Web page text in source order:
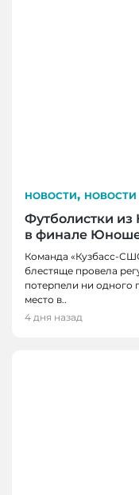
НОВОСТИ,
Футболистки
в финале
Команда «Кузбасс-
блестяще провела
потерпели ни одного
место в..
4 дня назад